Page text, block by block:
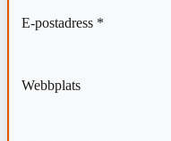
E-postadress *
Webbplats